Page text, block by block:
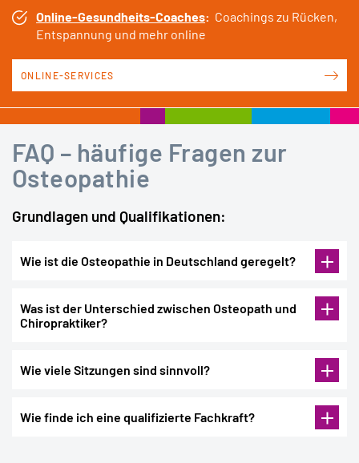
Online-Gesundheits-Coaches: Coachings zu Rücken,
Entspannung und mehr online
ONLINE-SERVICES
FAQ – häufige Fragen zur
Osteopathie
Grundlagen und Qualifikationen:
Wie ist die Osteopathie in Deutschland geregelt?
verwendet, obwohl bei der Bedeutung zum Teil klar
unterschieden werden muss.
Was ist der Unterschied zwischen Osteopath und
Chiropraktiker?
Wie viele Sitzungen sind sinnvoll?
Wie finde ich eine qualifizierte Fachkraft?